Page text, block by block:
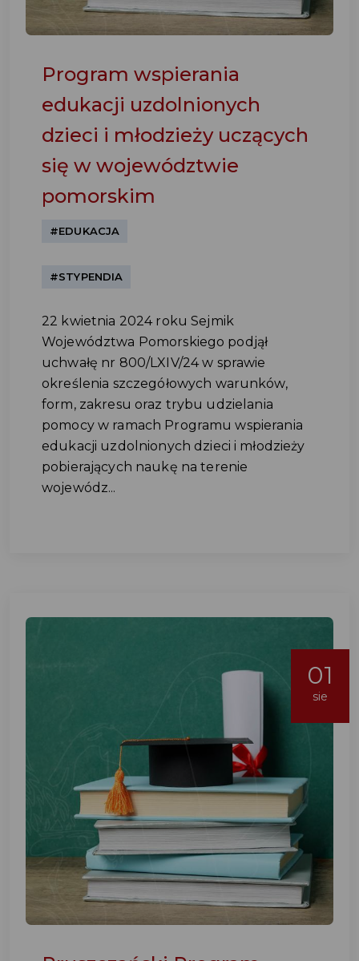
Program wspierania
edukacji uzdolnionych
dzieci i młodzieży uczących
się w województwie
pomorskim
#EDUKACJA
#STYPENDIA
22 kwietnia 2024 roku Sejmik
Województwa Pomorskiego podjął
uchwałę nr 800/LXIV/24 w sprawie
określenia szczegółowych warunków,
form, zakresu oraz trybu udzielania
pomocy w ramach Programu wspierania
edukacji uzdolnionych dzieci i młodzieży
pobierających naukę na terenie
wojewódz...
01
sie